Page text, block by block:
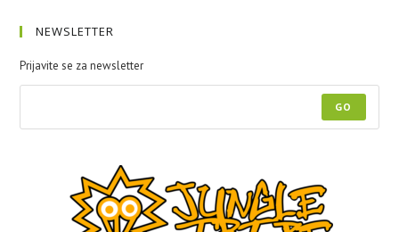
NEWSLETTER
Prijavite se za newsletter
GO